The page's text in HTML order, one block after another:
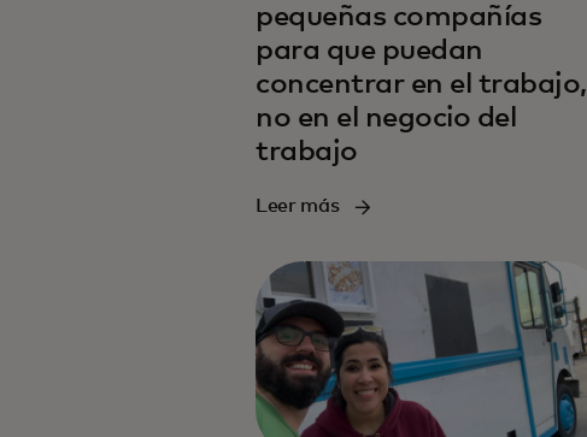
pequeñas compañías
para que puedan
concentrar en el trabajo,
no en el negocio del
trabajo
Leer más